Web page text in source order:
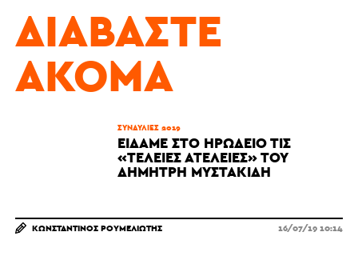
ΔΙΑΒΆΣΤΕ
ΑΚΌΜΑ
ΣΥΝΑΥΛΊΕΣ 2019
ΕΊΔΑΜΕ ΣΤΟ ΗΡΏΔΕΙΟ ΤΙΣ
«ΤΈΛΕΙΕΣ ΑΤΈΛΕΙΕΣ» ΤΟΥ
ΔΗΜΉΤΡΗ ΜΥΣΤΑΚΊΔΗ
ΚΩΝΣΤΑΝΤΊΝΟΣ ΡΟΥΜΕΛΙΏΤΗΣ 16/07/19 10:14